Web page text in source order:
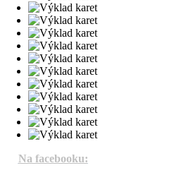
Na facebooku: